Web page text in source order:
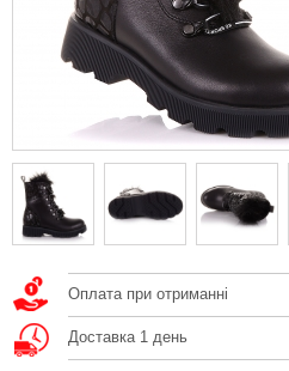
Оплата при отриманні
Доставка 1 день